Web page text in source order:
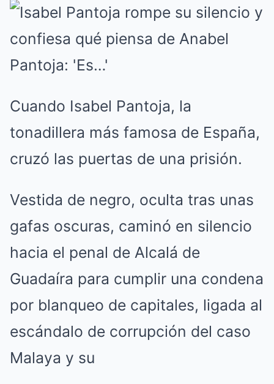
Cuando Isabel Pantoja, la
tonadillera más famosa de España,
cruzó las puertas de una prisión.
Vestida de negro, oculta tras unas
gafas oscuras, caminó en silencio
hacia el penal de Alcalá de
Guadaíra para cumplir una condena
por blanqueo de capitales, ligada al
escándalo de corrupción del caso
Malaya y su